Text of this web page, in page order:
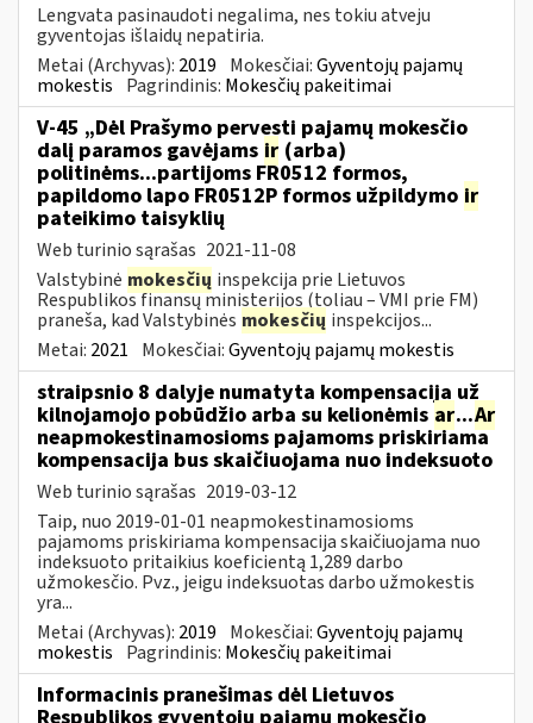
Lengvata pasinaudoti negalima, nes tokiu atveju
gyventojas išlaidų nepatiria.
Metai (Archyvas): 2019 Mokesčiai:Gyventojų pajamų
mokestis Pagrindinis: Mokesčių pakeitimai
V-45 „Dėl Prašymo pervesti pajamų mokesčio
dalį paramos gavėjams ir (arba)
politinėms...partijoms FR0512 formos,
papildomo lapo FR0512P formos užpildymo ir
pateikimo taisyklių
Web turinio sąrašas 2021-11-08
Valstybinė mokesčių inspekcija prie Lietuvos
Respublikos finansų ministerijos (toliau – VMI prie FM)
praneša, kad Valstybinės mokesčių inspekcijos...
Metai: 2021 Mokesčiai:Gyventojų pajamų mokestis
straipsnio 8 dalyje numatyta kompensacija už
kilnojamojo pobūdžio arba su kelionėmis ar...Ar
neapmokestinamosioms pajamoms priskiriama
kompensacija bus skaičiuojama nuo indeksuoto
Web turinio sąrašas 2019-03-12
Taip, nuo 2019-01-01 neapmokestinamosioms
pajamoms priskiriama kompensacija skaičiuojama nuo
indeksuoto pritaikius koeficientą 1,289 darbo
užmokesčio. Pvz., jeigu indeksuotas darbo užmokestis
yra...
Metai (Archyvas): 2019 Mokesčiai:Gyventojų pajamų
mokestis Pagrindinis: Mokesčių pakeitimai
Informacinis pranešimas dėl Lietuvos
Respublikos gyventojų pajamų mokesčio